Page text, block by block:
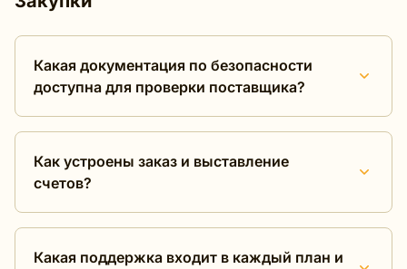
Какая документация по безопасности
доступна для проверки поставщика?
Как устроены заказ и выставление
счетов?
Какая поддержка входит в каждый план и